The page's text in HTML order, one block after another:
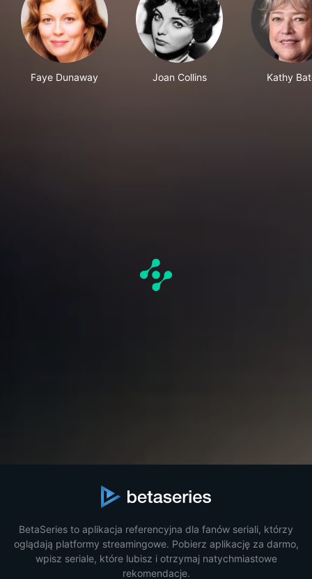
Faye Dunaway Joan Collins Kathy
BetaSeries to aplikacja referencyjna dla fanów seriali, którzy
oglądają platformy streamingowe. Pobierz aplikację za darmo,
wpisz seriale, które lubisz i otrzymaj natychmiastowe
rekomendacje.